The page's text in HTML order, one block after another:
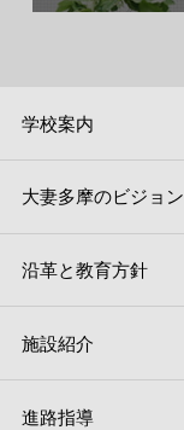
学校案内
施設紹介
大妻多摩のビジョン
進路指導
沿革と教育方針